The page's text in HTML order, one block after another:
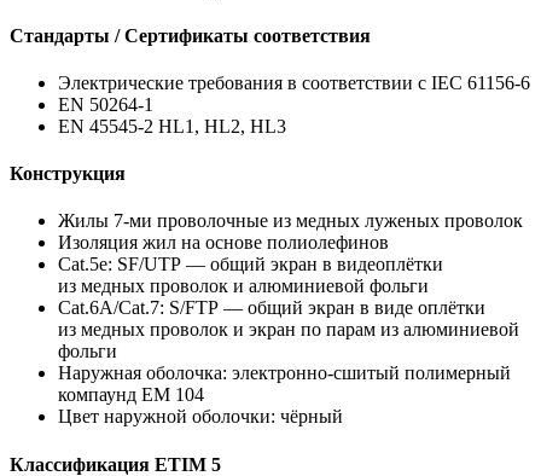
Стандарты / Сертификаты соответствия
Электрические требования в соответствии с IEC 61156-6
EN 50264-1
EN 45545-2 HL1, HL2, HL3
Конструкция
Жилы 7-ми проволочные из медных луженых проволок
Изоляция жил на основе полиолефинов
Cat.5e: SF/UTP — общий экран в видеоплётки
из медных проволок и алюминиевой фольги
Cat.6A/Cat.7: S/FTP — общий экран в виде оплётки
из медных проволок и экран по парам из алюминиевой
фольги
Наружная оболочка: электронно-сшитый полимерный
компаунд EM 104
Цвет наружной оболочки: чёрный
Классификация ETIM 5